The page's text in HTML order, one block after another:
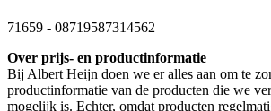
71659 - 08719587314562
Over prijs- en productinformatie
Bij Albert Heijn doen we er alles aan om te
productinformatie van de producten die we
mogelijk is. Echter, omdat producten